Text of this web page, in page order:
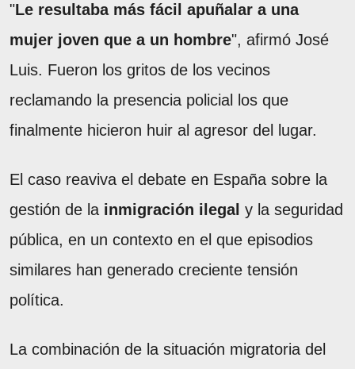
"Le resultaba más fácil apuñalar a una
mujer joven que a un hombre", afirmó José
Luis. Fueron los gritos de los vecinos
reclamando la presencia policial los que
finalmente hicieron huir al agresor del lugar.
El caso reaviva el debate en España sobre la
gestión de la inmigración ilegal y la seguridad
pública, en un contexto en el que episodios
similares han generado creciente tensión
política.
La combinación de la situación migratoria del